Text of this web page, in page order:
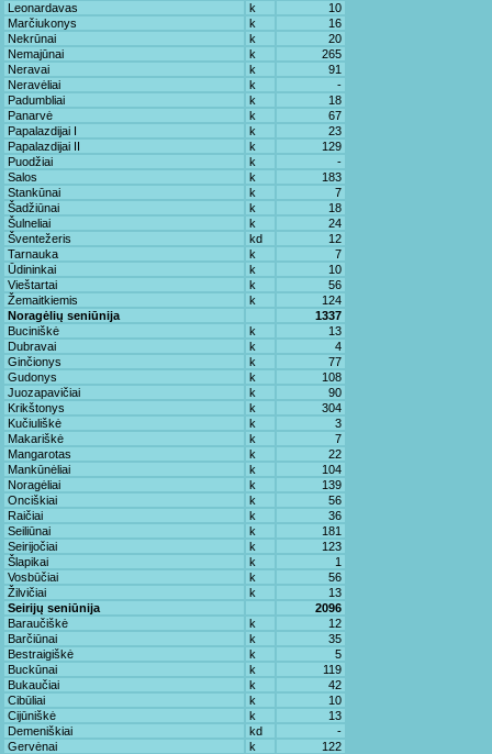
Leonardavas
k
10
Marčiukonys
k
16
Nekrūnai
k
20
Nemajūnai
k
265
Neravai
k
91
Neravėliai
k
-
Padumbliai
k
18
Panarvė
k
67
Papalazdijai I
k
23
Papalazdijai II
k
129
Puodžiai
k
-
Salos
k
183
Stankūnai
k
7
Šadžiūnai
k
18
Šulneliai
k
24
Šventežeris
kd
12
Tarnauka
k
7
Ūdininkai
k
10
Vieštartai
k
56
Žemaitkiemis
k
124
Noragėlių seniūnija
1337
Buciniškė
k
13
Dubravai
k
4
Ginčionys
k
77
Gudonys
k
108
Juozapavičiai
k
90
Krikštonys
k
304
Kučiuliškė
k
3
Makariškė
k
7
Mangarotas
k
22
Mankūnėliai
k
104
Noragėliai
k
139
Onciškiai
k
56
Raičiai
k
36
Seiliūnai
k
181
Seirijočiai
k
123
Šlapikai
k
1
Vosbūčiai
k
56
Žilvičiai
k
13
Seirijų seniūnija
2096
Baraučiškė
k
12
Barčiūnai
k
35
Bestraigiškė
k
5
Buckūnai
k
119
Bukaučiai
k
42
Cibūliai
k
10
Cijūniškė
k
13
Demeniškiai
kd
-
Gervėnai
k
122